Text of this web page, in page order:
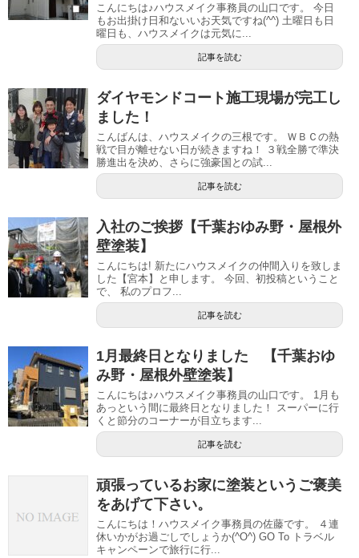
こんにちは♪ハウスメイク事務員の山口です。 今日
もお出掛け日和ないいお天気ですね(^^) 土曜日も日
曜日も、ハウスメイクは元気に...
記事を読む
ダイヤモンドコート施工現場が完工し
ました！
こんばんは、ハウスメイクの三根です。 ＷＢＣの熱
戦で目が離せない日が続きますね！ ３戦全勝で準決
勝進出を決め、さらに強豪国との試...
記事を読む
入社のご挨拶【千葉おゆみ野・屋根外
壁塗装】
こんにちは! 新たにハウスメイクの仲間入りを致しま
した【宮本】と申します。 今回、初投稿ということ
で、 私のプロフ...
記事を読む
1月最終日となりました 【千葉おゆ
み野・屋根外壁塗装】
こんにちは♪ハウスメイク事務員の山口です。 1月も
あっという間に最終日となりました！ スーパーに行
くと節分のコーナーが目立ちます...
記事を読む
頑張っているお家に塗装というご褒美
をあげて下さい。
こんにちは！ハウスメイク事務員の佐藤です。 ４連
休いかがお過ごしでしょうか(^O^) GO To トラベル
キャンペーンで旅行に行...